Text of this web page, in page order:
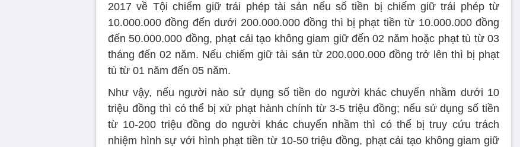
2017 về Tội chiếm giữ trái phép tài sản nếu số tiền bị chiếm giữ trái phép từ
10.000.000 đồng đến dưới 200.000.000 đồng thì bị phạt tiền từ 10.000.000 đồng
đến 50.000.000 đồng, phạt cải tạo không giam giữ đến 02 năm hoặc phạt tù từ 03
tháng đến 02 năm. Nếu chiếm giữ tài sản từ 200.000.000 đồng trở lên thì bị phạt
tù từ 01 năm đến 05 năm.
Như vậy, nếu người nào sử dụng số tiền do người khác chuyển nhầm dưới 10
triệu đồng thì có thể bị xử phạt hành chính từ 3-5 triệu đồng; nếu sử dụng số tiền
từ 10-200 triệu đồng do người khác chuyển nhầm thì có thể bị truy cứu trách
nhiệm hình sự với hình phạt tiền từ 10-50 triệu đồng, phạt cải tạo không giam giữ